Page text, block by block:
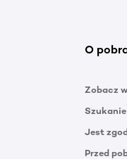
O
Zobacz
Jest
Przed